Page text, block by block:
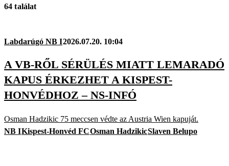
64 találat
Labdarúgó NB I2026.07.20. 10:04
A VB-RŐL SÉRÜLÉS MIATT LEMARADÓ
KAPUS ÉRKEZHET A KISPEST-
HONVÉDHOZ – NS-INFÓ
Osman Hadzikic 75 meccsen védte az Austria Wien kapuját.
NB IKispest-Honvéd FCOsman HadzikicSlaven Belupo